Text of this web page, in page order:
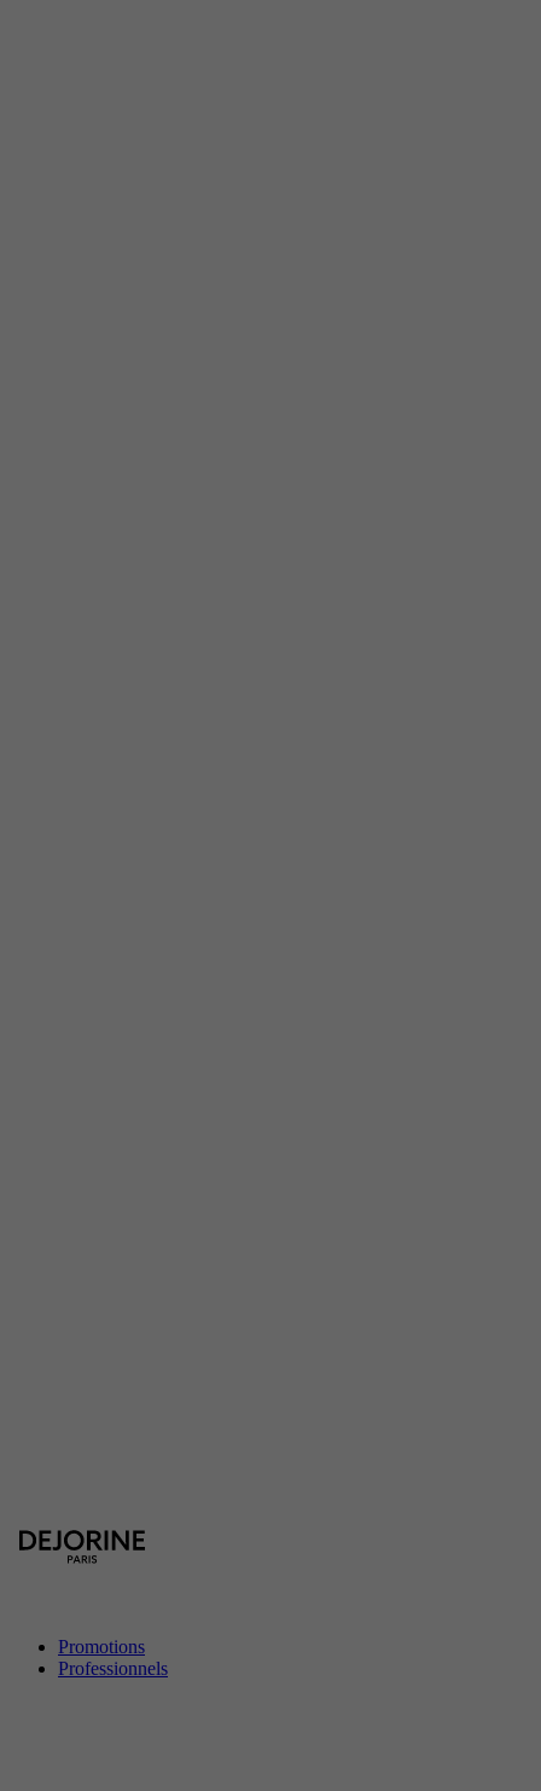
Promotions
Professionnels